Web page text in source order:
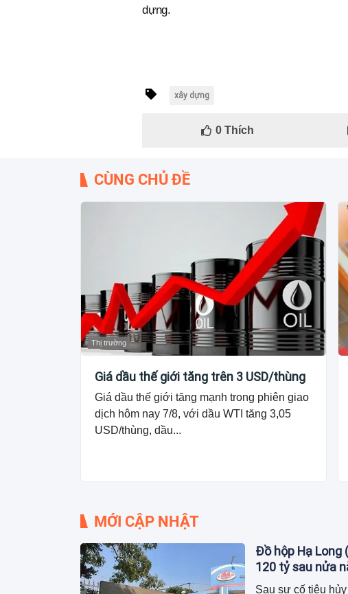
dựng.
xây dựng
0Thích
CÙNG CHỦ ĐỀ
Thị trường
Giá dầu thế giới tăng trên 3 USD/thùng
Giá dầu thế giới tăng mạnh trong phiên giao
dịch hôm nay 7/8, với dầu WTI tăng 3,05
USD/thùng, dầu...
MỚI CẬP NHẬT
Đồ hộp Hạ Long
120 tỷ sau nửa
Sau sự cố tiêu